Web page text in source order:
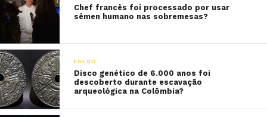
Chef francês foi processado por usar
sêmen humano nas sobremesas?
FALSO
Disco genético de 6.000 anos foi
descoberto durante escavação
arqueológica na Colômbia?